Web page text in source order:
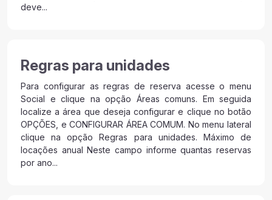
deve...
Regras para unidades
Para configurar as regras de reserva acesse o menu
Social e clique na opção Áreas comuns. Em seguida
localize a área que deseja configurar e clique no botão
OPÇÕES, e CONFIGURAR ÁREA COMUM. No menu lateral
clique na opção Regras para unidades. Máximo de
locações anual Neste campo informe quantas reservas
por ano...